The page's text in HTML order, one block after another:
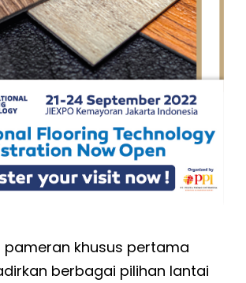
pameran khusus pertama
berbagai pilihan lantai